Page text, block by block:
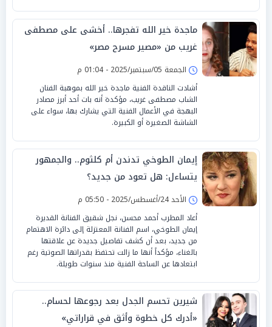
ماجدة خير الله تفجرها.. أخشى على مصطفى
غريب من «مصير مسرح مصر»
الجمعة 05/سبتمبر/2025 - 01:04 م
أشادت الناقدة الفنية ماجدة خير الله بموهبة الفنان
الشاب مصطفى غريب، مؤكدة أنه بات أحد أبرز مصادر
البهجة في الأعمال الفنية التي يشارك بها، سواء على
الشاشة الصغيرة أو الكبيرة.
إيمان الطوخي تدندن أم كلثوم.. والجمهور
يتساءل: هل تعود من جديد؟
الأحد 24/أغسطس/2025 - 05:50 م
أعاد المطرب أحمد محسن، نجل شقيق الفنانة القديرة
إيمان الطوخي، اسم الفنانة المعتزلة إلى دائرة الاهتمام
من جديد، بعد أن كشف تفاصيل جديدة عن علاقتها
بالغناء، مؤكداً أنها ما زالت تحتفظ بقدراتها الصوتية رغم
ابتعادها عن الساحة الفنية منذ سنوات طويلة.
شيرين تحسم الجدل بعد رجوعها لحسام..
«أدرك كل خطوة وأثق في قراراتي»